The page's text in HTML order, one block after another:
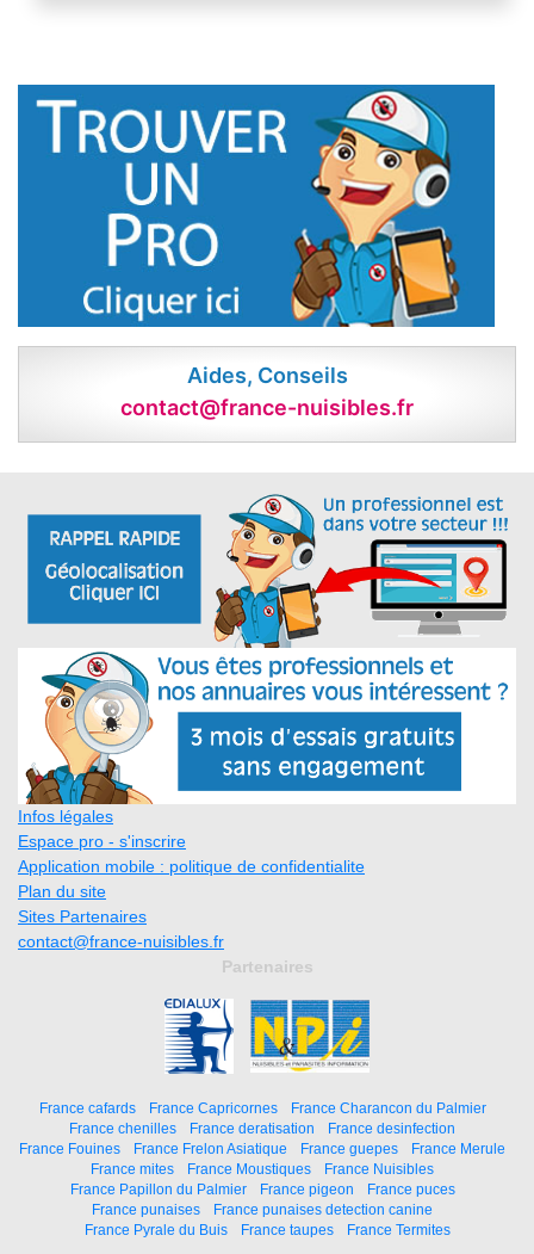
Aides, Conseils
contact@france-nuisibles.fr
Infos légales
Espace pro - s'inscrire
Application mobile : politique de confidentialite
Plan du site
Sites Partenaires
contact@france-nuisibles.fr
Partenaires
France cafards France Capricornes
France Charancon du Palmier
France chenilles
France deratisation
France desinfection
France Fouines
France Frelon Asiatique France guepes
France Merule
France mites
France Moustiques
France Nuisibles
France Papillon du Palmier
France pigeon
France puces
France punaises
France punaises detection canine
France Pyrale du Buis
France taupes France Termites